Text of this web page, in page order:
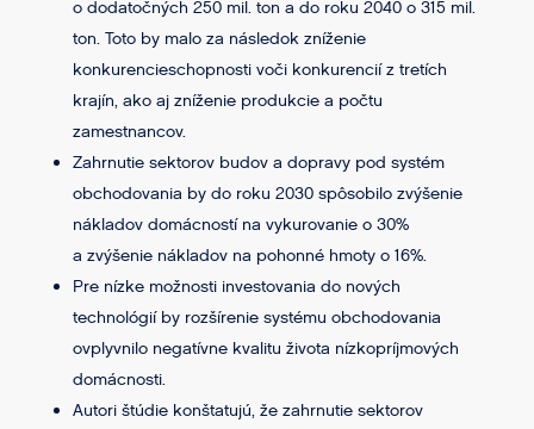
o dodatočných 250 mil. ton a do roku 2040 o 315 mil.
ton. Toto by malo za následok zníženie
konkurencieschopnosti voči konkurencií z tretích
krajín, ako aj zníženie produkcie a počtu
zamestnancov.
Zahrnutie sektorov budov a dopravy pod systém
obchodovania by do roku 2030 spôsobilo zvýšenie
nákladov domácností na vykurovanie o 30%
a zvýšenie nákladov na pohonné hmoty o 16%.
Pre nízke možnosti investovania do nových
technológií by rozšírenie systému obchodovania
ovplyvnilo negatívne kvalitu života nízkopríjmových
domácnosti.
Autori štúdie konštatujú, že zahrnutie sektorov